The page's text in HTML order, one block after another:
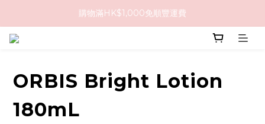
購物滿HK$1,000免順豐運費
購物滿HK$1,000免順豐運費
ORBIS Bright Lotion
180mL